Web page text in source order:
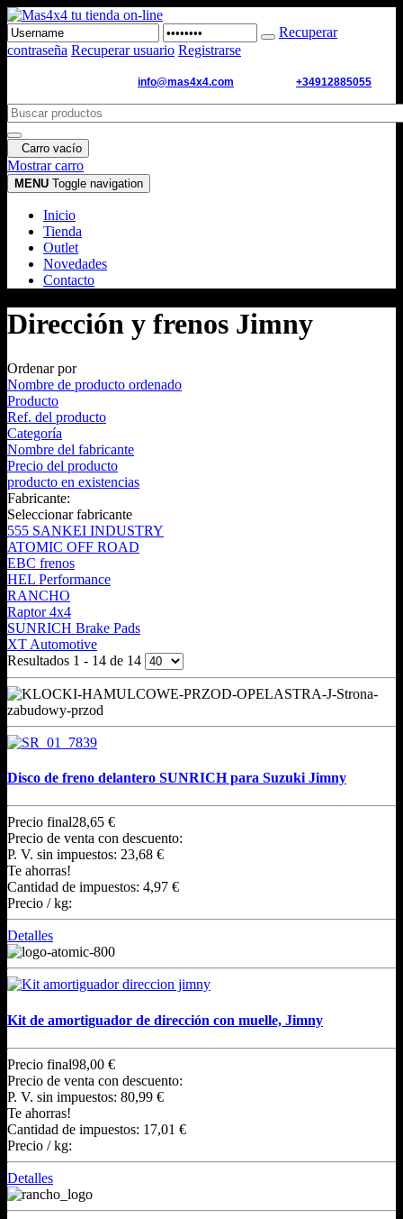
Recuperar
contraseña Recuperar usuario Registrarse
info@mas4x4.com +34912885055
Carro vacío
Mostrar carro
MENU Toggle navigation
Inicio
Tienda
Outlet
Novedades
Contacto
Dirección y frenos Jimny
Ordenar por
Nombre de producto ordenado
Producto
Ref. del producto
Categoría
Nombre del fabricante
Precio del producto
producto en existencias
Fabricante:
Seleccionar fabricante
555 SANKEI INDUSTRY
ATOMIC OFF ROAD
EBC frenos
HEL Performance
RANCHO
Raptor 4x4
SUNRICH Brake Pads
XT Automotive
Resultados 1 - 14 de 14
Disco de freno delantero SUNRICH para Suzuki Jimny
Precio final28,65 €
Precio de venta con descuento:
P. V. sin impuestos: 23,68 €
Te ahorras!
Cantidad de impuestos: 4,97 €
Precio / kg:
Detalles
Kit de amortiguador de dirección con muelle, Jimny
Precio final98,00 €
Precio de venta con descuento:
P. V. sin impuestos: 80,99 €
Te ahorras!
Cantidad de impuestos: 17,01 €
Precio / kg:
Detalles